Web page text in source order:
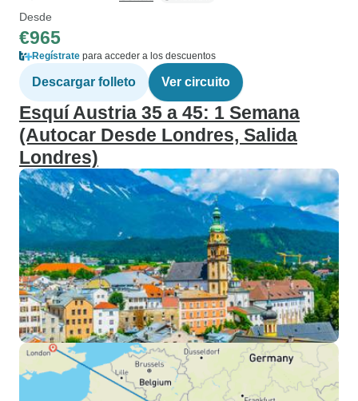
Desde
€965
Regístrate para acceder a los descuentos
Descargar folleto Ver circuito
Esquí Austria 35 a 45: 1 Semana
(Autocar Desde Londres, Salida
Londres)